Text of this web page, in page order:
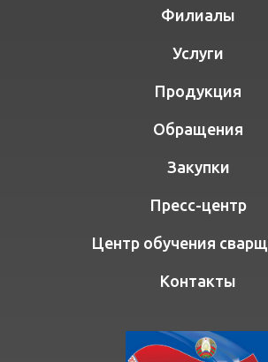
Филиалы
Услуги
Продукция
Обращения
Закупки
Пресс-центр
Центр обучения
Контакты